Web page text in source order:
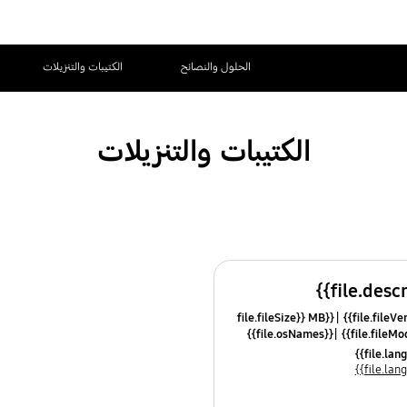
الحلول والنصائح الكتيبات والتنزيلات
الكتيبات والتنزيلات
{{file.fileSize}} MB
{{file.osNames}}